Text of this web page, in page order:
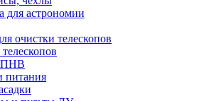
для астрономии
очистки телескопов
ПНВ
питания